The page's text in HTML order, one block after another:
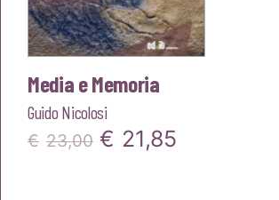
Media e Memoria
Guido Nicolosi
€ 23,00 Il
€ 21,85